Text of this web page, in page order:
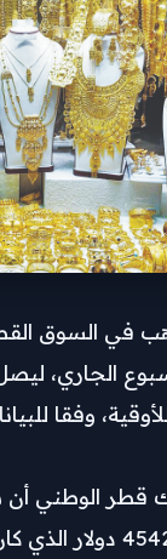
الجاري،
دولار للأوقية، وفقا
قطر الوطني
تراجع من 4542.71830